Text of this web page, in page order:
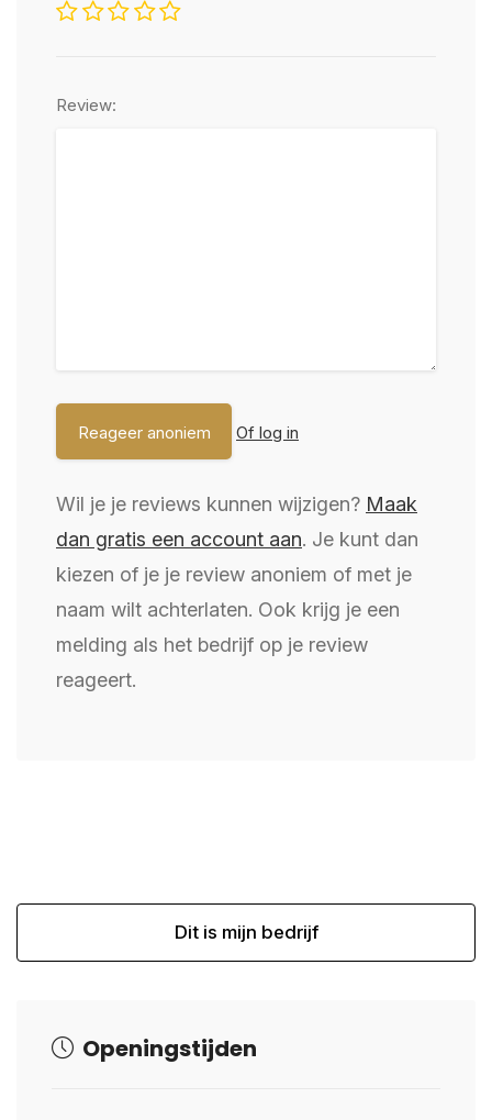
Review:
Of log in
Wil je je reviews kunnen wijzigen? Maak
dan gratis een account aan. Je kunt dan
kiezen of je je review anoniem of met je
naam wilt achterlaten. Ook krijg je een
melding als het bedrijf op je review
reageert.
Dit is mijn bedrijf
Openingstijden